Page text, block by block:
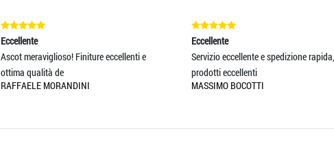
Eccellente
Ascot meraviglioso! Finiture eccellenti e
ottima qualità de
RAFFAELE MORANDINI
Eccellente
Servizio eccellente e spedizione rapida,
prodotti eccellenti
MASSIMO BOCOTTI